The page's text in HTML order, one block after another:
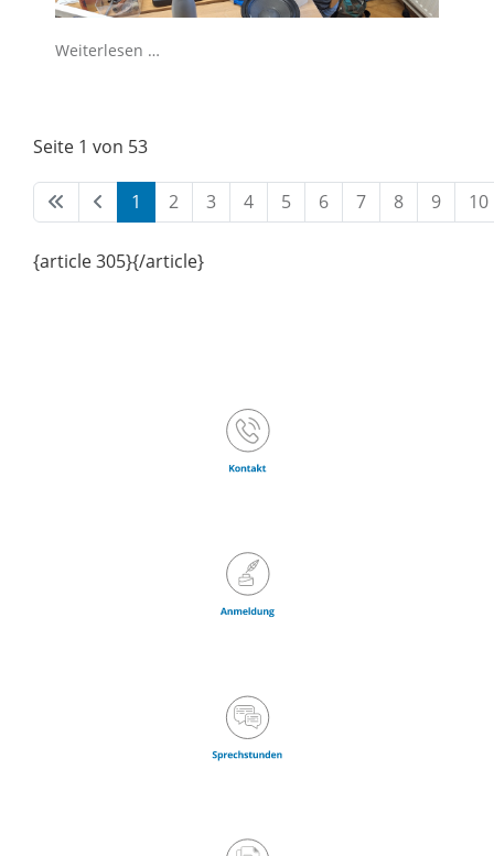
Weiterlesen …
Seite 1 von 53
1 2 3 4 5 6 7 8 9 10
{article 305}{/article}